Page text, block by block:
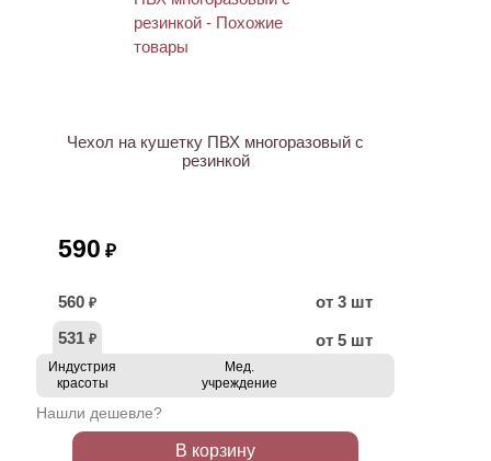
Чехол на кушетку ПВХ многоразовый с
резинкой
590 ₽
560 ₽
от 3 шт
531 ₽ от 5 шт
Индустрия
красоты
Мед.
учреждение
Нашли дешевле?
В корзину